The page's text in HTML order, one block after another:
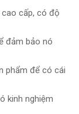
cấp, có độ
đảm bảo nó
phẩm để có cái
kinh nghiệm